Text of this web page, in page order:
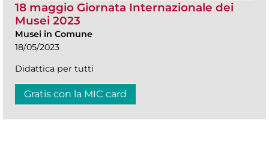
18 maggio Giornata Internazionale dei
Musei 2023
Musei in Comune
18/05/2023
Didattica per tutti
Gratis con la MIC card